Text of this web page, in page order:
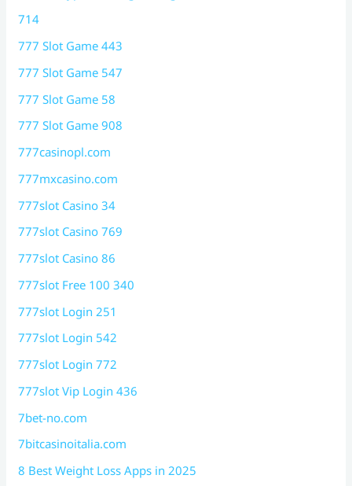
714
777 Slot Game 443
777 Slot Game 547
777 Slot Game 58
777 Slot Game 908
777casinopl.com
777mxcasino.com
777slot Casino 34
777slot Casino 769
777slot Casino 86
777slot Free 100 340
777slot Login 251
777slot Login 542
777slot Login 772
777slot Vip Login 436
7bet-no.com
7bitcasinoitalia.com
8 Best Weight Loss Apps in 2025